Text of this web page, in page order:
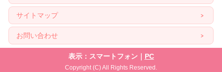
サイトマップ
お問い合わせ
表示：スマートフォン｜ PC
Copyright (C) All Rights Reserved.